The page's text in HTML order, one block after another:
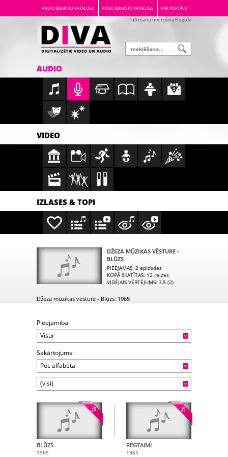
AUDIO IERAKSTU KATALOGS VIDEO IERAKSTU KATALOGS PAR PORTĀLU
Tulkošanu nodrošina Hugo.lv
AUDIO
VIDEO
IZLASES & TOPI
DŽEZA MŪZIKAS VĒSTURE -
BLŪZS
PIEEJAMAS: 2 epizodes
KOPĀ SKATĪTAS: 12 reizes
VIDĒJAIS VĒRTĒJUMS: 3,5 (2)
Džeza mūzikas vēsture - Blūzs: 1965
Pieejamība:
Visur
Sakārtojums:
Pēc alfabēta
(visi)
BLŪZS
1965
REGTAIMI
1965